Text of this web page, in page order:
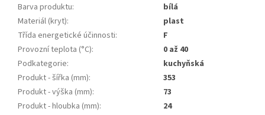
Barva produktu:
bílá
Materiál (kryt):
plast
Třída energetické účinnosti:
F
Provozní teplota (°C):
0 až 40
Podkategorie:
kuchyňská
Produkt - šířka (mm):
353
Produkt - výška (mm):
73
Produkt - hloubka (mm):
24